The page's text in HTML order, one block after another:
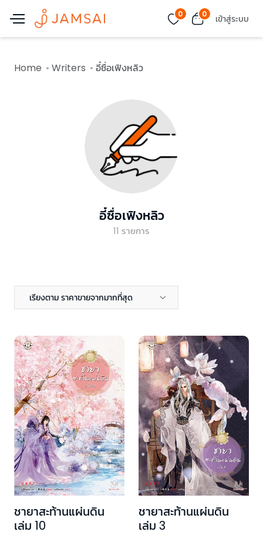
0 0 เข้าสู่ระบบ
Home Writers อี๋ซื่อเฟิงหลิว
อี๋ซื่อเฟิงหลิว
11 รายการ
เรียงตาม ราคาขายจากมากที่สุด
ชายาสะท้านแผ่นดิน
เล่ม 10
ชายาสะท้านแผ่นดิน
เล่ม 3